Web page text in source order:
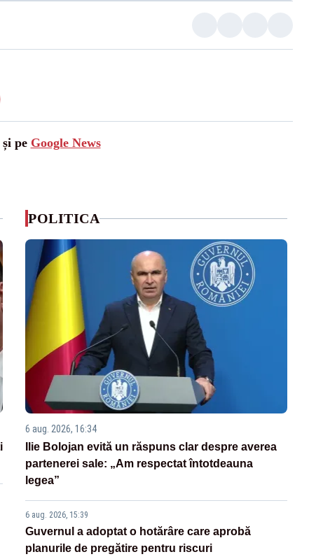
pe Google News
POLITICA
6 aug. 2026, 16:34
Ilie Bolojan evită un răspuns clar despre averea
partenerei sale: „Am respectat întotdeauna
legea”
6 aug. 2026, 15:39
Guvernul a adoptat o hotărâre care aprobă
planurile de pregătire pentru riscuri